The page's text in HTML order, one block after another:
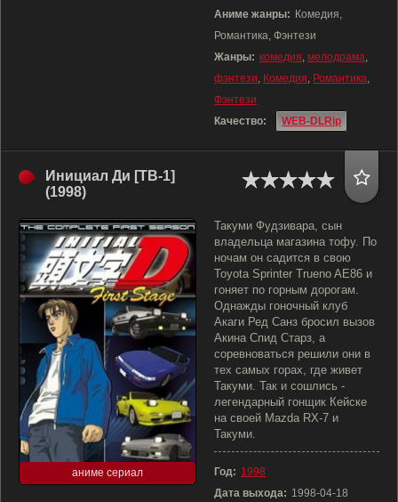
Аниме жанры: Комедия,
Романтика, Фэнтези
Жанры: комедия, мелодрама,
фэнтези, Комедия, Романтика,
Фэнтези
Качество:
WEB-DLRip
Инициал Ди [ТВ-1]
(1998)
аниме сериал
Такуми Фудзивара, сын
владельца магазина тофу. По
ночам он садится в свою
Toyota Sprinter Trueno AE86 и
гоняет по горным дорогам.
Однажды гоночный клуб
Акаги Ред Санз бросил вызов
Акина Спид Старз, а
соревноваться решили они в
тех самых горах, где живет
Такуми. Так и сошлись -
легендарный гонщик Кейске
на своей Mazda RX-7 и
Такуми.
Год: 1998
Дата выхода: 1998-04-18